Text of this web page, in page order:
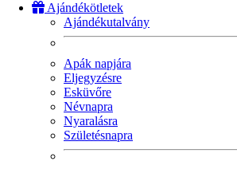
Ajándékötletek
Ajándékutalvány
Apák napjára
Eljegyzésre
Esküvőre
Névnapra
Nyaralásra
Születésnapra